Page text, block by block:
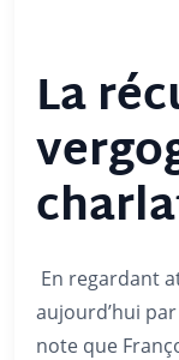
La
En regardant
aujourd’hui
note que